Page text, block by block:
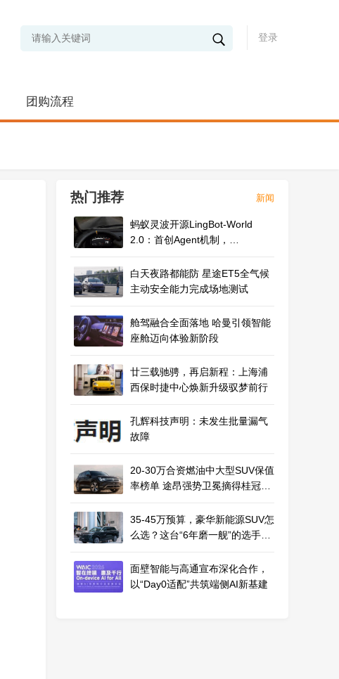
登录
团购流程
热门推荐 新闻
蚂蚁灵波开源LingBot-World
2.0：首创Agent机制，
白天夜路都能防 星途ET5全气候
主动安全能力完成场地测试
舱驾融合全面落地 哈曼引领智能
座舱迈向体验新阶段
廿三载驰骋，再启新程：上海浦
西保时捷中心焕新升级驭梦前行
孔辉科技声明：未发生批量漏气
故障
20-30万合资燃油中大型SUV保值
率榜单 途昂强势卫冕摘得桂冠，
35-45万预算，豪华新能源SUV怎
么选？这台“6年磨一舰”的选手值
面壁智能与高通宣布深化合作，
以“Day0适配”共筑端侧AI新基建